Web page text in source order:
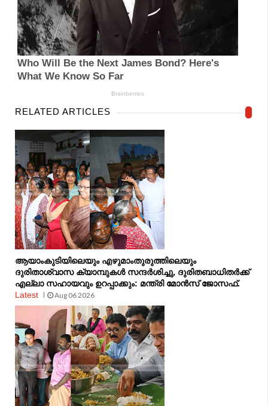
RELATED ARTICLES
ആയാംകുടിയിലെയും എഴുമാംതുരുത്തിലെയും
ദുരിതാശ്വാസ ക്യാമ്പുകൾ സന്ദർശിച്ചു, ദുരിതബാധിതർക്ക്
എല്ലാ സഹായവും ഉറപ്പാക്കും: മന്ത്രി മോൻസ് ജോസഫ്.
Latest
Aug 06 2026